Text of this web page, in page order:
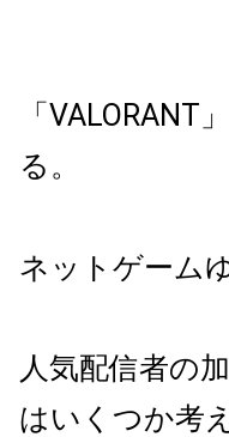
「
る。
ネットゲーム
人気配信者の
はいくつか考